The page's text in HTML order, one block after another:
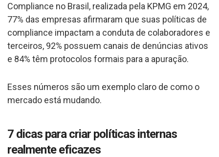
Compliance no Brasil, realizada pela KPMG em 2024,
77% das empresas afirmaram que suas políticas de
compliance impactam a conduta de colaboradores e
terceiros, 92% possuem canais de denúncias ativos
e 84% têm protocolos formais para a apuração.
Esses números são um exemplo claro de como o
mercado está mudando.
7 dicas para criar políticas internas
realmente eficazes